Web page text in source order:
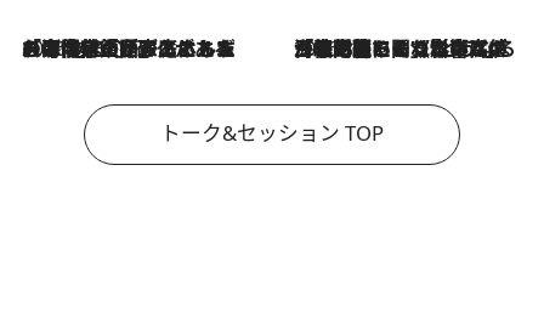
2026.8.3
「今後値上げがあるとすれば…」「リスクがあるのは今年の冬」エネルギー専門家が語る、ホルムズ海峡封鎖が家庭にもたらす“ある心配” 2026.8.3
「住宅建てられない…」「サーチャージ料の高値が続いている」ホルムズ海峡封鎖による影響はいつまで続く？《エネルギー専門家に聞く“どうなる日本の暮らし”》
トーク&セッション TOP